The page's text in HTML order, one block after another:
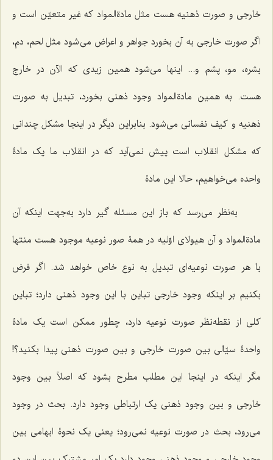
خارجی و صورت ذهنیه هست مثل مادةالمواد که غیر متعیّن است و
اگر صورت خارجی به آن بخورد جواهر و اعراض می‌شود مثل لحم، دم،
بشره، مو، پشم و... اینها می‌شود همین زیدی که الآن در خارج
هست. به همین مادةالمواد وجود ذهنی بخورد، تبدیل به صورت
ذهنیه و کیف نفسانی می‌شود. بنابراین دیگر در اینجا مشکل چندانی
که مشکل انقلاب است پیش نمی‌آید که در انقلاب ما یک مادۀ
واحده می‌خواهیم، حالا این مادۀ
به‌نظر می‌رسد که باز این مسئله گیر دارد به‌جهت اینکه آن
مادةالمواد و آن هیولای اوّلیه در همۀ صور نوعیه موجود هست منتها
با هر صورت نوعیه‌ای تبدیل به نوع خاص خواهد شد. اگر فرض
بکنیم بر اینکه وجود خارجی تباین با این وجود ذهنی دارد؛ تباین
کلی از نقطه‌نظر صورت نوعیه دارد، چطور ممکن است یک مادۀ
واحدۀ سیّالی بین صورت خارجی و بین صورت ذهنی پیدا بکنید؟!
مگر اینکه در اینجا این مطلب مطرح بشود که اصلاً بین وجود
خارجی و بین وجود ذهنی یک ارتباطی وجود دارد. بحث در وجود
می‌رود، بحث در صورت نوعیه نمی‌رود؛ یعنی یک نحوۀ ابهامی بین